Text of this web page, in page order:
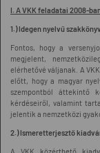
I. A VKK feladatai 2008-
1.) Idegen nyelvű
Fontos, hogy a
megjelent,
elérhetővé váljanak. A
előtt, hogy a magyar
szempontból áttekintő
kérdéseiről, valamint
jelentik a nemzetközi
2.) Ismeretterjesztő